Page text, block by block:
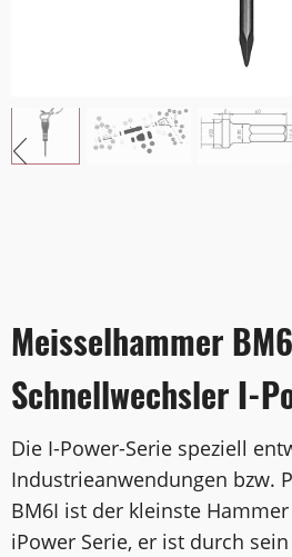
Meisselhammer
Schnellwechsler I-
Die I-Power-Serie speziell
Industrieanwendungen bzw.
BM6I ist der kleinste
iPower Serie, er ist durch